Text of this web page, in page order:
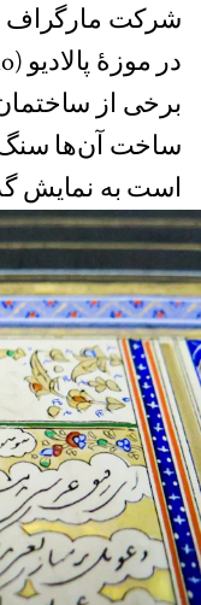
برخی از
ساخت آن‌ها سنگ
است به نمایش